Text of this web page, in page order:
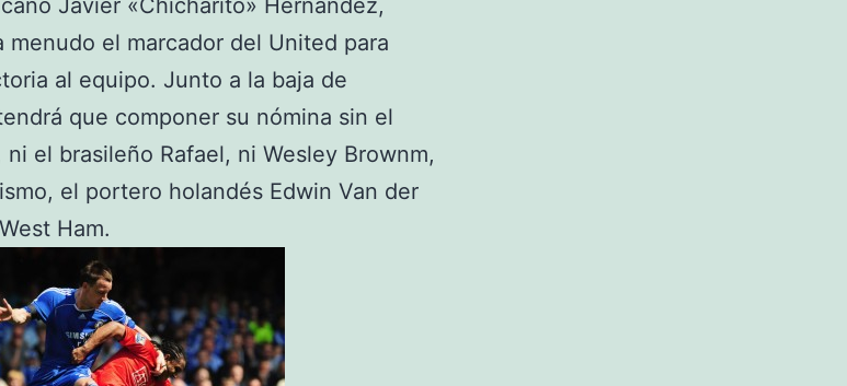
Javier «Chicharito» Hernández,
menudo el marcador del United para
al equipo. Junto a la baja de
que componer su nómina sin el
ni el brasileño Rafael, ni Wesley Brownm,
el portero holandés Edwin Van der
Ham.